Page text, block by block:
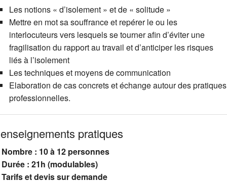
Les notions « d’isolement » et de « solitude »
Mettre en mot sa souffrance et repérer le ou les
interlocuteurs vers lesquels se tourner afin d’éviter une
fragilisation du rapport au travail et d’anticiper les risques
liés à l’isolement
Les techniques et moyens de communication
Elaboration de cas concrets et échange autour des pratiques
professionnelles.
pratiques
Nombre : 10 à 12 personnes
Durée : 21h (modulables)
Tarifs et devis sur demande